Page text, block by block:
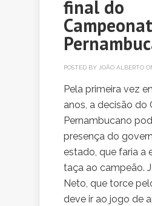
final do
POSTED BY JOÃO ALBERTO
Pela primeira vez
anos, a decisão do
Pernambucano
presença do
estado, que faria a
taça ao campeão.
Neto, que torce
deve ir ao jogo de